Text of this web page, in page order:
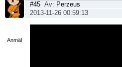
Anmäl
#45 Av: Perzeus
2013-11-26 00:59:13